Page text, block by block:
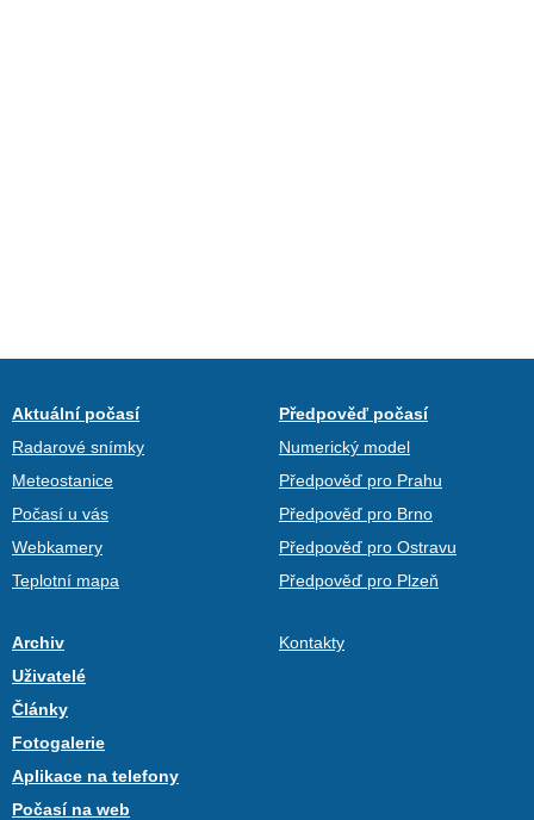
Aktuální počasí
Radarové snímky
Meteostanice
Počasí u vás
Webkamery
Teplotní mapa
Předpověď počasí
Numerický model
Předpověď pro Prahu
Předpověď pro Brno
Předpověď pro Ostravu
Předpověď pro Plzeň
Archiv
Uživatelé
Články
Fotogalerie
Aplikace na telefony
Počasí na web
Kontakty